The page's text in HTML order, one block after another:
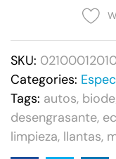
quantity
SKU:
Categories:
Tags: autos,
desengrasante,
limpieza, llantas,